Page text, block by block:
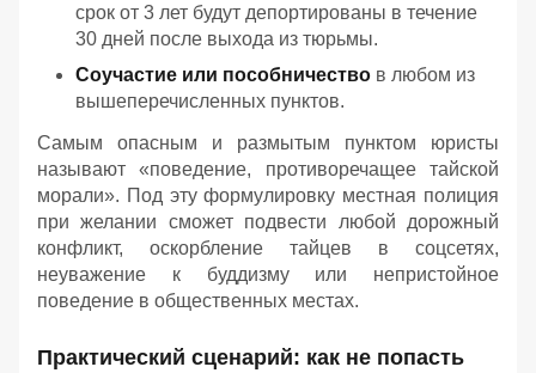
срок от 3 лет будут депортированы в течение
30 дней после выхода из тюрьмы.
Соучастие или пособничество в любом из
вышеперечисленных пунктов.
Самым опасным и размытым пунктом юристы
называют «поведение, противоречащее тайской
морали». Под эту формулировку местная полиция
при желании сможет подвести любой дорожный
конфликт, оскорбление тайцев в соцсетях,
неуважение к буддизму или непристойное
поведение в общественных местах.
Практический сценарий: как не попасть